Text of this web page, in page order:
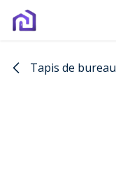
Se rendre au contenu
Tapis de bureau